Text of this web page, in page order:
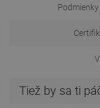
Tiež by sa ti